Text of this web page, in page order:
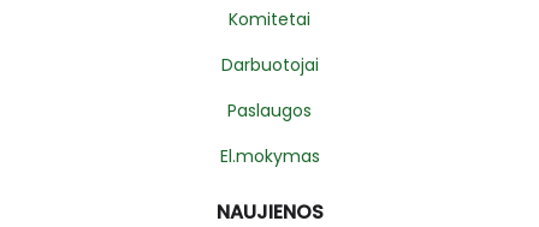
Komitetai
Darbuotojai
Paslaugos
El.mokymas
NAUJIENOS